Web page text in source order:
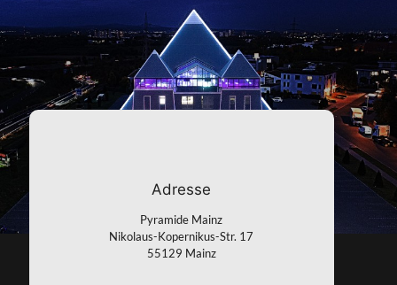
Adresse
Pyramide Mainz
Nikolaus-Kopernikus-Str. 17
55129 Mainz